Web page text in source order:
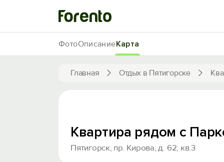
Главная Отдых в Пятигорске
ФотоОписаниеКарта
Квартира рядом с
Пятигорск, пр. Кирова, д. 62, кв.3